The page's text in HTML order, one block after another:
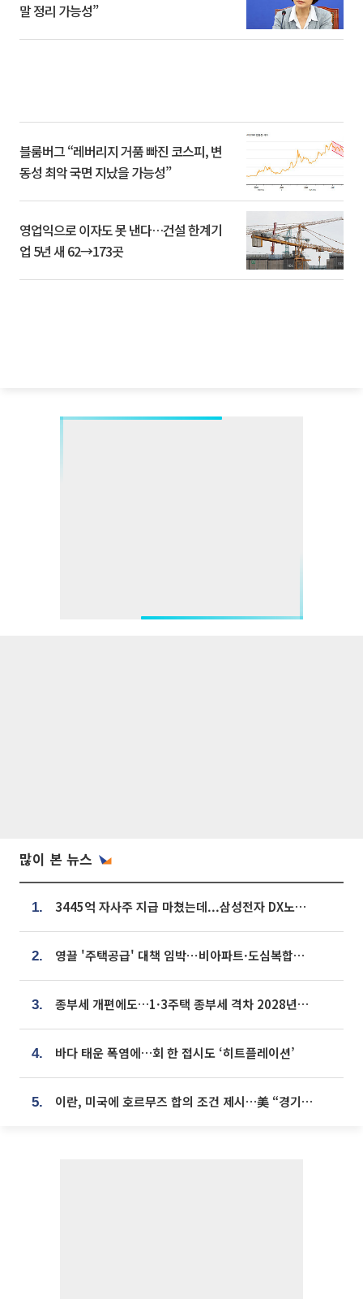
말 정리 가능성”
블룸버그 “레버리지 거품 빠진 코스피, 변
동성 최악 국면 지났을 가능성”
영업익으로 이자도 못 낸다…건설 한계기
업 5년 새 62→173곳
많이 본 뉴스
1. 3445억 자사주 지급 마쳤는데...삼성전자 DX노조, 뒤늦은 '떼쓰기 집회'
2. 영끌 '주택공급' 대책 임박⋯비아파트·도심복합까지 총동원
3. 종부세 개편에도…1·3주택 종부세 격차 2028년부터 확대
4. 바다 태운 폭염에…회 한 접시도 ‘히트플레이션’
5. 이란, 미국에 호르무즈 합의 조건 제시…美 “경기 아직 안 끝나” [종합]